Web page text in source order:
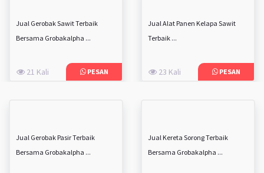
Jual Gerobak Sawit Terbaik
Bersama Grobakalpha ...
21 Kali PESAN
Jual Alat Panen Kelapa Sawit
Terbaik ...
23 Kali PESAN
Jual Gerobak Pasir Terbaik
Bersama Grobakalpha ...
Jual Kereta Sorong Terbaik
Bersama Grobakalpha ...